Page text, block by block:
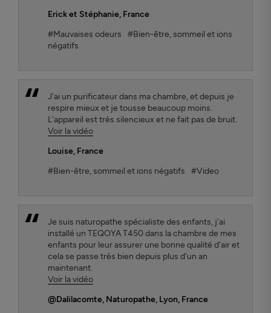
Erick et Stéphanie, France
#Mauvaises odeurs
#Bien-être, sommeil et ions
négatifs
J'ai un purificateur dans ma chambre, et depuis je
respire mieux et je tousse beaucoup moins.
L'appareil est très silencieux et ne fait pas de bruit.
Voir la vidéo
Louise, France
#Bien-être, sommeil et ions négatifs
#Video
Je suis naturopathe spécialiste des enfants, j'ai
installé un TEQOYA T450 dans la chambre de mes
enfants pour leur assurer une bonne qualité d'air et
cela se passe très bien depuis plus d'un an
maintenant.
Voir la vidéo
@Dalilacomte, Naturopathe, Lyon, France